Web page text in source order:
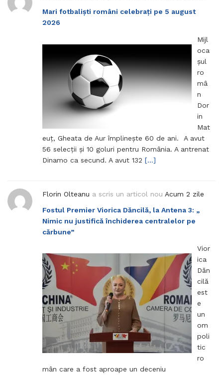
Mari fotbaliști români celebrați pe 5 august
2026
Mijl
oca
șul
ro
mâ
n
Dor
in
Mat
euț, Gheata de Aur împlinește 60 de ani. A avut
56 selecții și 10 goluri pentru România. A antrenat
Dinamo ca secund. A avut 132 […]
Florin Olteanu a scris un articol nou Acum 2 zile
Fostul Premier Viorica Dăncilă, la Antena 3: „
Nimic nu justifică închiderea centralelor pe
cărbune”
Vior
ica
Dăn
cilă
est
e
un
om
poli
tic
ro
mân care a fost aproape un deceniu